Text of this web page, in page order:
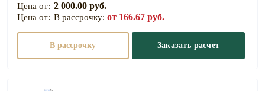
2 000.00 руб.
В рассрочку: от 166.67 руб.
В рассрочку Заказать расчет